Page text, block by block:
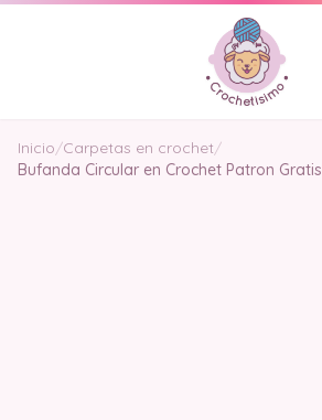
Inicio/Carpetas en crochet/
Bufanda Circular en Crochet Patron Gratis